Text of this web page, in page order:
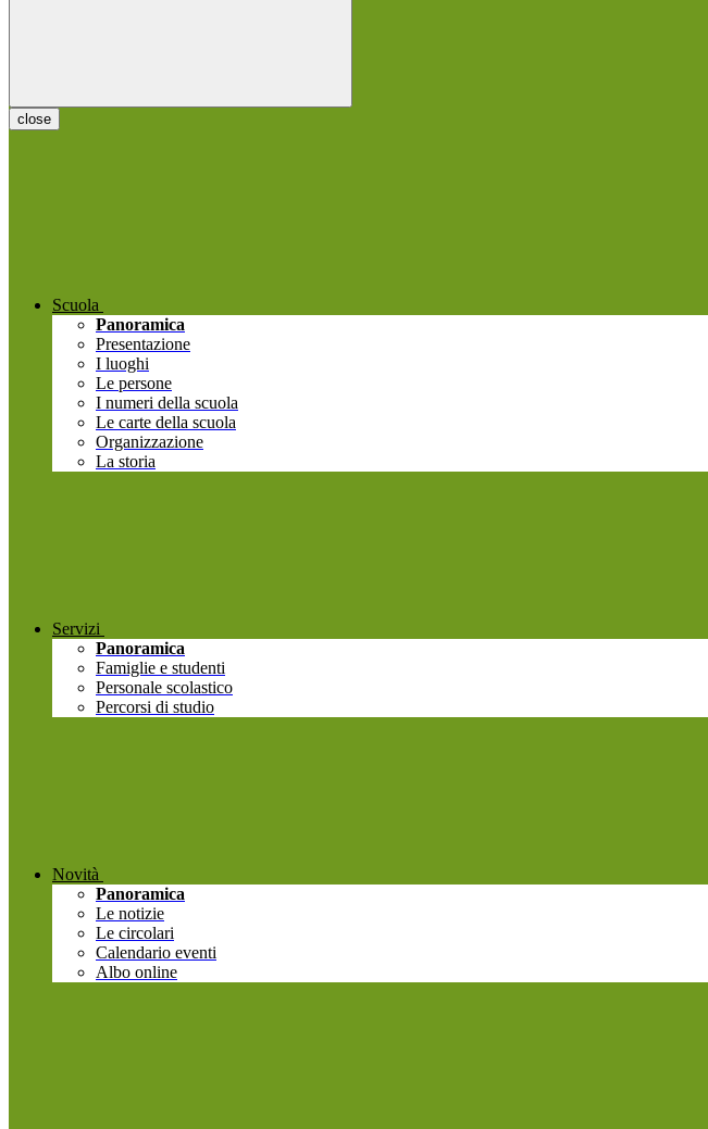
close
Scuola
Panoramica
Presentazione
I luoghi
Le persone
I numeri della scuola
Le carte della scuola
Organizzazione
La storia
Servizi
Panoramica
Famiglie e studenti
Personale scolastico
Percorsi di studio
Novità
Panoramica
Le notizie
Le circolari
Calendario eventi
Albo online